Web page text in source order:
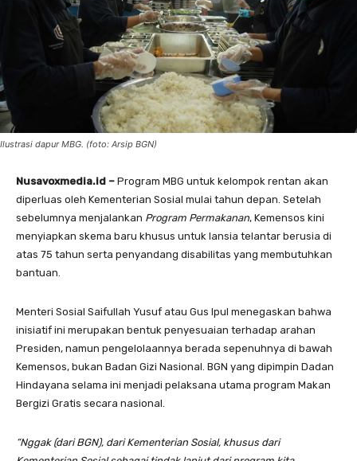
Ilustrasi dapur MBG. (foto: Arsip BGN)
Nusavoxmedia.id – Program MBG untuk kelompok rentan akan
diperluas oleh Kementerian Sosial mulai tahun depan. Setelah
sebelumnya menjalankan Program Permakanan, Kemensos kini
menyiapkan skema baru khusus untuk lansia telantar berusia di
atas 75 tahun serta penyandang disabilitas yang membutuhkan
bantuan.
Menteri Sosial Saifullah Yusuf atau Gus Ipul menegaskan bahwa
inisiatif ini merupakan bentuk penyesuaian terhadap arahan
Presiden, namun pengelolaannya berada sepenuhnya di bawah
Kemensos, bukan Badan Gizi Nasional. BGN yang dipimpin Dadan
Hindayana selama ini menjadi pelaksana utama program Makan
Bergizi Gratis secara nasional.
“Nggak (dari BGN), dari Kementerian Sosial, khusus dari